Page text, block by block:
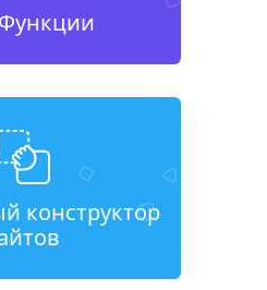
конструктор